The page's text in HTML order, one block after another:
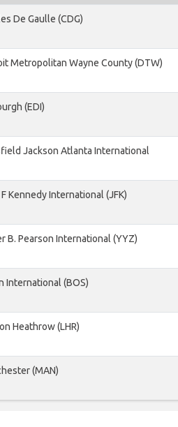
De Gaulle (CDG)
Metropolitan Wayne County (DTW)
(EDI)
Jackson Atlanta International
Kennedy International (JFK)
B. Pearson International (YYZ)
International (BOS)
Heathrow (LHR)
(MAN)